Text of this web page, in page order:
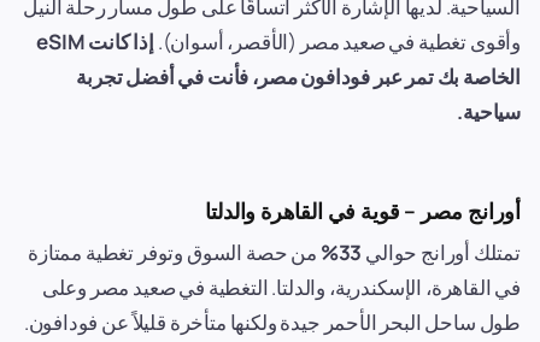
السياحية. لديها الإشارة الأكثر اتساقًا على طول مسار رحلة النيل
وأقوى تغطية في صعيد مصر (الأقصر، أسوان).
إذا كانت eSIM
الخاصة بك تمر عبر فودافون مصر، فأنت في أفضل تجربة
سياحية.
أورانج مصر – قوية في القاهرة والدلتا
تمتلك أورانج حوالي 33%
من حصة السوق وتوفر تغطية ممتازة
في القاهرة، الإسكندرية، والدلتا. التغطية في صعيد مصر وعلى
طول ساحل البحر الأحمر جيدة ولكنها متأخرة قليلاً عن فودافون.